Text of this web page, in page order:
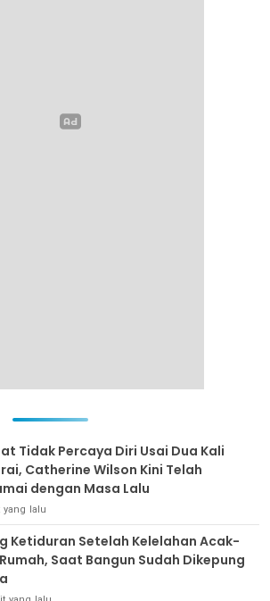
Tidak Percaya Diri Usai Dua Kali
Catherine Wilson Kini Telah
dengan Masa Lalu
yang lalu
Ketiduran Setelah Kelelahan Acak-
Saat Bangun Sudah Dikepung